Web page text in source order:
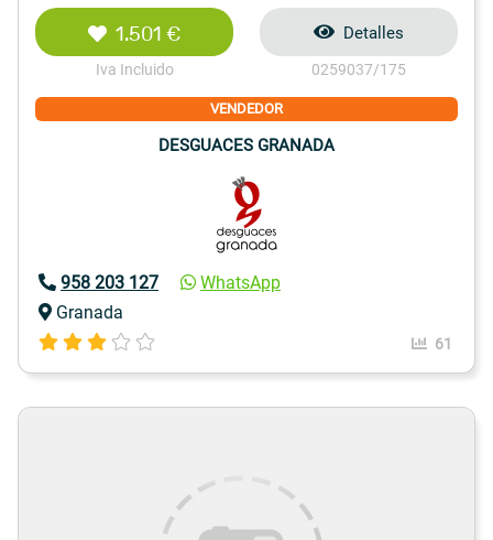
1.501 €
Iva Incluido
Detalles
0259037/175
VENDEDOR
DESGUACES GRANADA
958 203 127
WhatsApp
Granada
61